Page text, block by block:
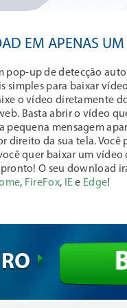
EM APENAS UM
pop-up de detecção
simples para baixar
o vídeo diretamente
Basta abrir o vídeo
pequena mensagem
direito da sua tela. Você
quer baixar um vídeo
O seu download
, FireFox, IEe Edge!